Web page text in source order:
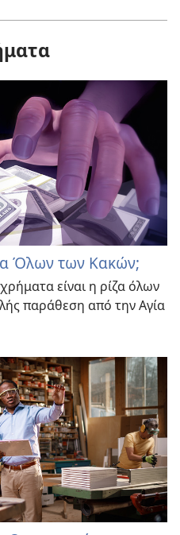
Όλων των Κακών;
είναι η ρίζα όλων
παράθεση από την Αγία